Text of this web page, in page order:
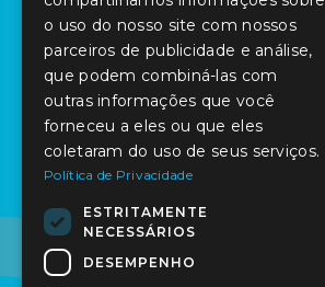
o uso do nosso site com nossos
parceiros de publicidade e análise,
que podem combiná-las com
outras informações que você
forneceu a eles ou que eles
coletaram do uso de seus serviços.
Política de Privacidade
ESTRITAMENTE
NECESSÁRIOS
DESEMPENHO